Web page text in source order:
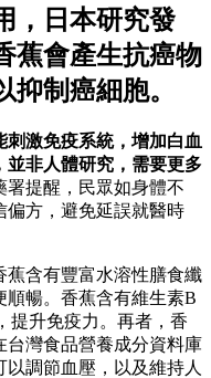
，日本研究發
蕉會產生抗癌物
制癌細胞。
激免疫系統，增加白血
並非人體研究，需要更多
署提醒，民眾如身體不
偏方，避免延誤就醫時
蕉含有豐富水溶性膳食纖
暢。香蕉含有維生素B
提升免疫力。再者，香
台灣食品營養成分資料庫
調節血壓，以及維持人